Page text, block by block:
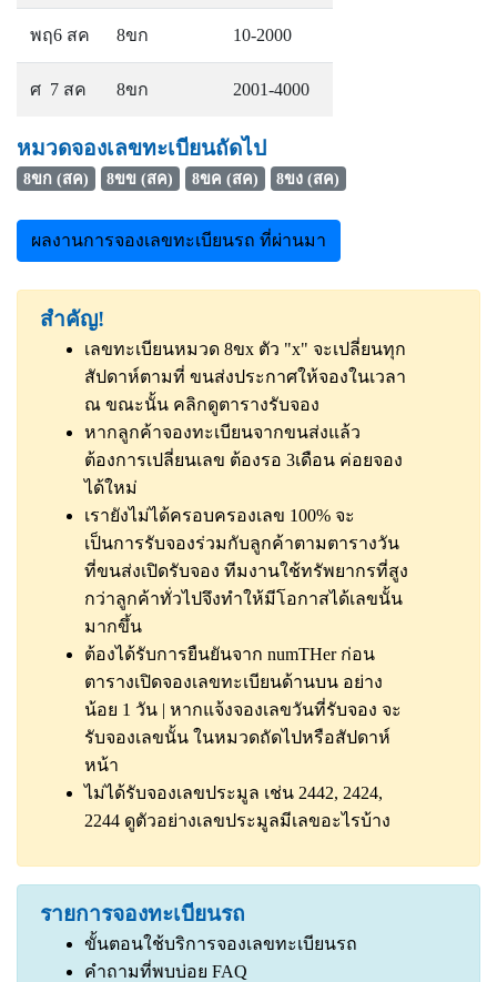
พฤ6 สค 8ขก 10-2000
ศ 7 สค 8ขก 2001-4000
หมวดจองเลขทะเบียนถัดไป
8ขก (สค) 8ขข (สค) 8ขค (สค) 8ขง (สค)
ผลงานการจองเลขทะเบียนรถ ที่ผ่านมา
สำคัญ!
เลขทะเบียนหมวด 8ขx ตัว "x" จะเปลี่ยนทุก
สัปดาห์ตามที่ ขนส่งประกาศให้จองในเวลา
ณ ขณะนั้น คลิกดูตารางรับจอง
หากลูกค้าจองทะเบียนจากขนส่งแล้ว
ต้องการเปลี่ยนเลข ต้องรอ 3เดือน ค่อยจอง
ได้ใหม่
เรายังไม่ได้ครอบครองเลข 100% จะ
เป็นการรับจองร่วมกับลูกค้าตามตารางวัน
ที่ขนส่งเปิดรับจอง ทีมงานใช้ทรัพยากรที่สูง
กว่าลูกค้าทั่วไปจึงทำให้มีโอกาสได้เลขนั้น
มากขึ้น
ต้องได้รับการยืนยันจาก numTHer ก่อน
ตารางเปิดจองเลขทะเบียนด้านบน อย่าง
น้อย 1 วัน | หากแจ้งจองเลขวันที่รับจอง จะ
รับจองเลขนั้น ในหมวดถัดไปหรือสัปดาห์
หน้า
ไม่ได้รับจองเลขประมูล เช่น 2442, 2424,
2244 ดูตัวอย่างเลขประมูลมีเลขอะไรบ้าง
รายการจองทะเบียนรถ
ขั้นตอนใช้บริการจองเลขทะเบียนรถ
คำถามที่พบบ่อย FAQ